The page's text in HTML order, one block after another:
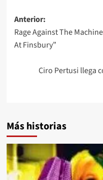
Navegación
de
entradas
Anterior:
Rage Against The
At Finsbury”
Ciro Pertusi llega
Más historias